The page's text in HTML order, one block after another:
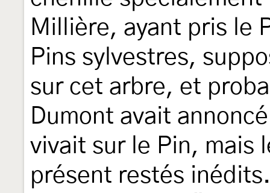
Millière, ayant pris le
Pins sylvestres,
sur cet arbre, et
Dumont avait
vivait sur le Pin, mais
présent restés